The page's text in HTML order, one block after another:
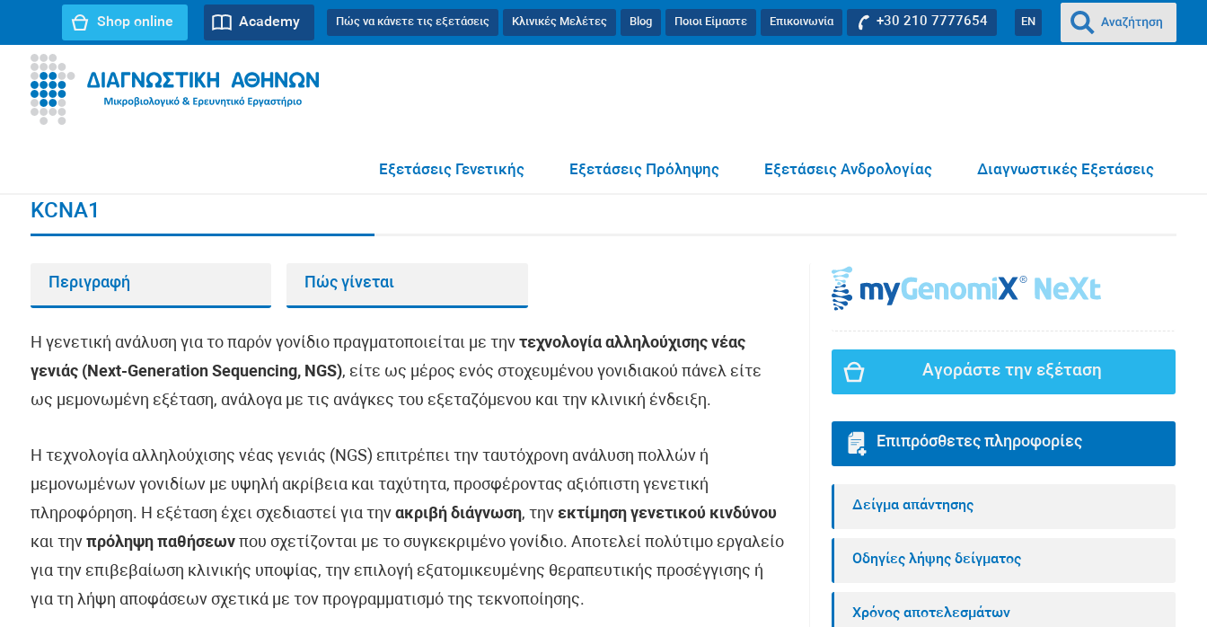
EN
+30 210 7777654
Επικοινωνία
Ποιοι Είμαστε
Blog
Κλινικές Μελέτες
Πώς να κάνετε τις εξετάσεις
Academy
Shop online
Διαγνωστικές Εξετάσεις
Εξετάσεις Ανδρολογίας
Εξετάσεις Πρόληψης
Εξετάσεις Γενετικής
KCNA1
Περιγραφή Πώς γίνεται
Η γενετική ανάλυση για το παρόν γονίδιο πραγματοποιείται με την τεχνολογία αλληλούχισης νέας
γενιάς (Next-Generation Sequencing, NGS), είτε ως μέρος ενός στοχευμένου γονιδιακού πάνελ είτε
ως μεμονωμένη εξέταση, ανάλογα με τις ανάγκες του εξεταζόμενου και την κλινική ένδειξη.
Η τεχνολογία αλληλούχισης νέας γενιάς (NGS) επιτρέπει την ταυτόχρονη ανάλυση πολλών ή
μεμονωμένων γονιδίων με υψηλή ακρίβεια και ταχύτητα, προσφέροντας αξιόπιστη γενετική
πληροφόρηση. Η εξέταση έχει σχεδιαστεί για την ακριβή διάγνωση, την εκτίμηση γενετικού κινδύνου
και την πρόληψη παθήσεωνπου σχετίζονται με το συγκεκριμένο γονίδιο. Αποτελεί πολύτιμο εργαλείο
για την επιβεβαίωση κλινικής υποψίας, την επιλογή εξατομικευμένης θεραπευτικής προσέγγισης ή
για τη λήψη αποφάσεων σχετικά με τον προγραμματισμό της τεκνοποίησης.
Αγοράστε την εξέταση
Επιπρόσθετες πληροφορίες
Δείγμα απάντησης
Οδηγίες λήψης δείγματος
Χρόνος αποτελεσμάτων